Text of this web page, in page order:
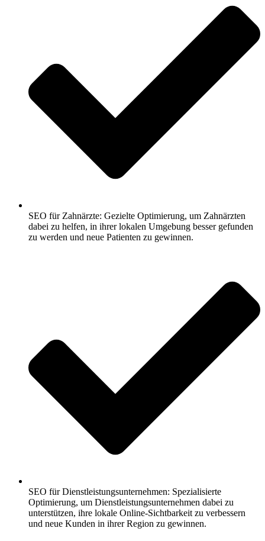
SEO für Zahnärzte: Gezielte Optimierung, um Zahnärzten
dabei zu helfen, in ihrer lokalen Umgebung besser gefunden
zu werden und neue Patienten zu gewinnen.
SEO für Dienstleistungsunternehmen: Spezialisierte
Optimierung, um Dienstleistungsunternehmen dabei zu
unterstützen, ihre lokale Online-Sichtbarkeit zu verbessern
und neue Kunden in ihrer Region zu gewinnen.